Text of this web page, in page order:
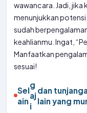
wawancara. Jadi,
menunjukkan potensi
sudah
keahlianmu. Ingat,
Manfaatkan
sesuai!
Sel
ain
g
aj
i
dan
lain yang